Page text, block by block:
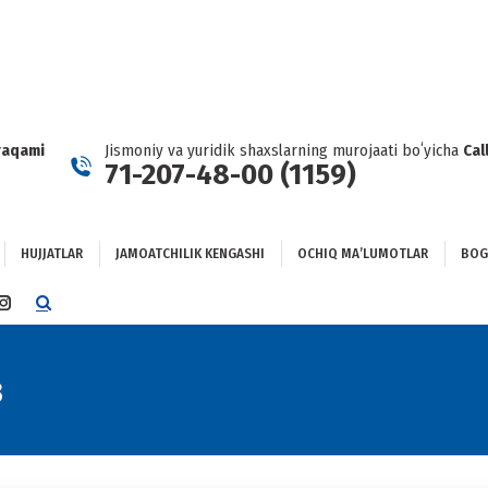
Jismoniy va yuridik shaxslarning murojaati boʻyicha
71-207-48-00 (1159)
HUJJATLAR JAMOATCHILIK KENGASHI OCHIQ MAʼLUMOTLAR
INSTAGRAM